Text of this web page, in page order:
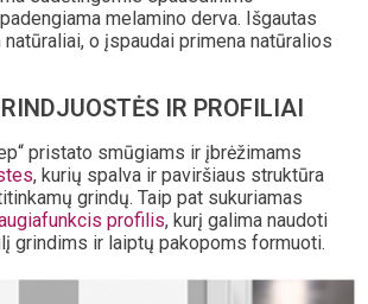
melamino derva. Išgautas
o įspaudai primena natūralios
IR PROFILIAI
pristato smūgiams ir įbrėžimams
, kurių spalva ir paviršiaus struktūra
grindų. Taip pat sukuriamas
profilis, kurį galima naudoti
grindims ir laiptų pakopoms formuoti.